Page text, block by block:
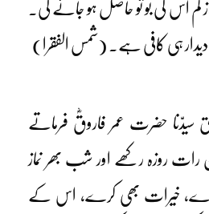
کم اس کی بو تو حاصل ہو جائے گی۔
دیدار ہی کافی ہے۔ (شمس الفقرا)
حضرت عمر فاروقؓ فرماتے
رات روزہ رکھے اور شب بھر نماز
خیرات بھی کرے، اس کے